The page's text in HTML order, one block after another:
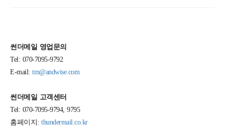
썬더메일 영업문의
Tel: 070-7095-9792
E-mail: tm@andwise.com
썬더메일 고객센터
Tel: 070-7095-9794, 9795
홈페이지: thundermail.co.kr